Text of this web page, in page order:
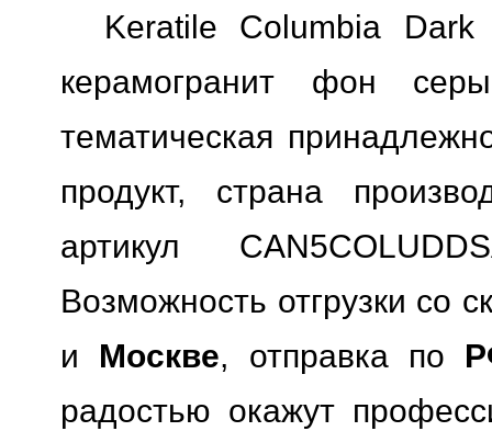
Keratile Columbia
керамогранит фон
тематическая
продукт, страна
артикул
Возможность отгрузки со
и Москве, отправка по
радостью окажут